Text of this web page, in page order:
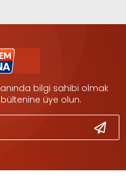
bilgi sahibi olmak
üye olun.